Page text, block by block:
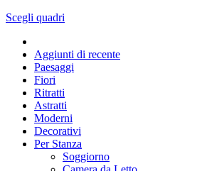
Scegli quadri
Aggiunti di recente
Paesaggi
Fiori
Ritratti
Astratti
Moderni
Decorativi
Per Stanza
Soggiorno